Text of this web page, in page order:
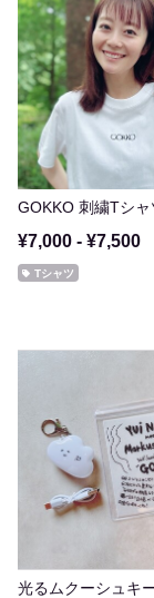
ゆいの
GOKKO 刺繍Tシャ
¥7,000 - ¥7,500
Tシャツ
光るムクーシュキ